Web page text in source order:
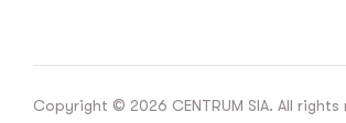
Copyright © 2026 CENTRUM SIA. All